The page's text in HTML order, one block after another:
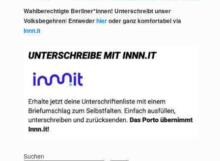
Wahlberechtigte Berliner*innen! Unterschreibt unser
Volksbegehren! Entwederhieroder ganz komfortabel via
Innn.it
Suchen